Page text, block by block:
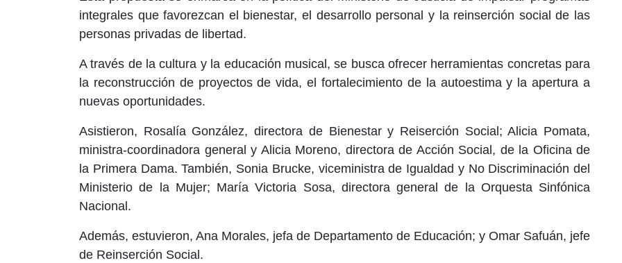
integrales que favorezcan el bienestar, el desarrollo personal y la reinserción social de las
personas privadas de libertad.
A través de la cultura y la educación musical, se busca ofrecer herramientas concretas para
la reconstrucción de proyectos de vida, el fortalecimiento de la autoestima y la apertura a
nuevas oportunidades.
Asistieron, Rosalía González, directora de Bienestar y Reiserción Social; Alicia Pomata,
ministra-coordinadora general y Alicia Moreno, directora de Acción Social, de la Oficina de
la Primera Dama. También, Sonia Brucke, viceministra de Igualdad y No Discriminación del
Ministerio de la Mujer; María Victoria Sosa, directora general de la Orquesta Sinfónica
Nacional.
Además, estuvieron, Ana Morales, jefa de Departamento de Educación; y Omar Safuán, jefe
de Reinserción Social.